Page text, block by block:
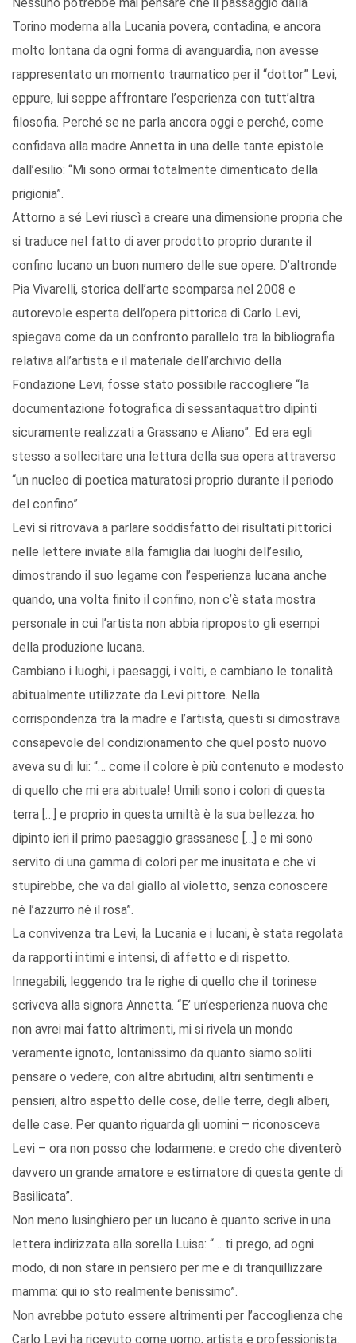
Nessuno potrebbe mai pensare che il passaggio dalla
Torino moderna alla Lucania povera, contadina, e ancora
molto lontana da ogni forma di avanguardia, non avesse
rappresentato un momento traumatico per il “dottor” Levi,
eppure, lui seppe affrontare l’esperienza con tutt’altra
filosofia. Perché se ne parla ancora oggi e perché, come
confidava alla madre Annetta in una delle tante epistole
dall’esilio: “Mi sono ormai totalmente dimenticato della
prigionia”.
Attorno a sé Levi riuscì a creare una dimensione propria che
si traduce nel fatto di aver prodotto proprio durante il
confino lucano un buon numero delle sue opere. D’altronde
Pia Vivarelli, storica dell’arte scomparsa nel 2008 e
autorevole esperta dell’opera pittorica di Carlo Levi,
spiegava come da un confronto parallelo tra la bibliografia
relativa all’artista e il materiale dell’archivio della
Fondazione Levi, fosse stato possibile raccogliere “la
documentazione fotografica di sessantaquattro dipinti
sicuramente realizzati a Grassano e Aliano”. Ed era egli
stesso a sollecitare una lettura della sua opera attraverso
“un nucleo di poetica maturatosi proprio durante il periodo
del confino”.
Levi si ritrovava a parlare soddisfatto dei risultati pittorici
nelle lettere inviate alla famiglia dai luoghi dell’esilio,
dimostrando il suo legame con l’esperienza lucana anche
quando, una volta finito il confino, non c’è stata mostra
personale in cui l’artista non abbia riproposto gli esempi
della produzione lucana.
Cambiano i luoghi, i paesaggi, i volti, e cambiano le tonalità
abitualmente utilizzate da Levi pittore. Nella
corrispondenza tra la madre e l’artista, questi si dimostrava
consapevole del condizionamento che quel posto nuovo
aveva su di lui: “… come il colore è più contenuto e modesto
di quello che mi era abituale! Umili sono i colori di questa
terra […] e proprio in questa umiltà è la sua bellezza: ho
dipinto ieri il primo paesaggio grassanese […] e mi sono
servito di una gamma di colori per me inusitata e che vi
stupirebbe, che va dal giallo al violetto, senza conoscere
né l’azzurro né il rosa”.
La convivenza tra Levi, la Lucania e i lucani, è stata regolata
da rapporti intimi e intensi, di affetto e di rispetto.
Innegabili, leggendo tra le righe di quello che il torinese
scriveva alla signora Annetta. “E’ un’esperienza nuova che
non avrei mai fatto altrimenti, mi si rivela un mondo
veramente ignoto, lontanissimo da quanto siamo soliti
pensare o vedere, con altre abitudini, altri sentimenti e
pensieri, altro aspetto delle cose, delle terre, degli alberi,
delle case. Per quanto riguarda gli uomini – riconosceva
Levi – ora non posso che lodarmene: e credo che diventerò
davvero un grande amatore e estimatore di questa gente di
Basilicata”.
Non meno lusinghiero per un lucano è quanto scrive in una
lettera indirizzata alla sorella Luisa: “… ti prego, ad ogni
modo, di non stare in pensiero per me e di tranquillizzare
mamma: qui io sto realmente benissimo”.
Non avrebbe potuto essere altrimenti per l’accoglienza che
Carlo Levi ha ricevuto come uomo, artista e professionista.